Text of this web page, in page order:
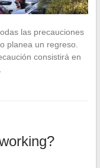
las precauciones
planea un regreso.
consistirá en